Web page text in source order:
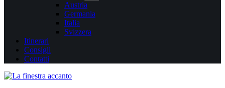
Austria
Germania
Italia
Svizzera
Itinerari
Consigli
Contatti